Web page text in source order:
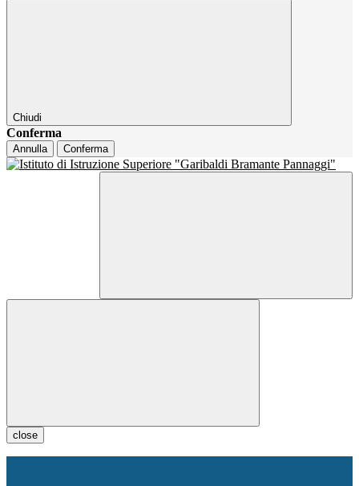
Chiudi
Conferma
Annulla Conferma
close